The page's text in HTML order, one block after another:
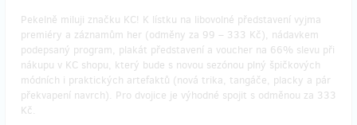
Pekelně miluji značku KC! K lístku na libovolné představení vyjma
premiéry a záznamům her (odměny za 99 – 333 Kč), nádavkem
podepsaný program, plakát představení a voucher na 66% slevu při
nákupu v KC shopu, který bude s novou sezónou plný špičkových
módních i praktických artefaktů (nová trika, tangáče, placky a pár
překvapení navrch). Pro dvojice je výhodné spojit s odměnou za 333
Kč.